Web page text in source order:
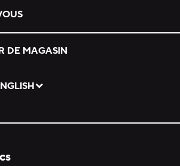
DE MAGASIN
une langue